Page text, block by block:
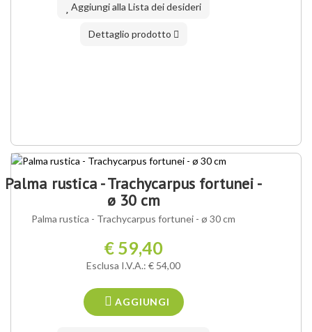
Aggiungi alla Lista dei desideri
Dettaglio prodotto
Palma rustica - Trachycarpus fortunei -
ø 30 cm
Palma rustica - Trachycarpus fortunei - ø 30 cm
€ 59,40
Esclusa I.V.A.: € 54,00
AGGIUNGI